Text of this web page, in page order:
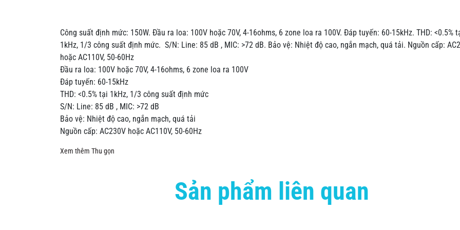
Công suất định mức: 150W. Đầu ra loa: 100V hoặc 70V, 4-16ohms, 6 zone loa ra 100V. Đáp tuyến: 60-15kHz. THD: <0.5%
1kHz, 1/3 công suất định mức. S/N: Line: 85 dB , MIC: >72 dB. Bảo vệ: Nhiệt độ cao, ngắn mạch, quá tải. Nguồn cấp:
hoặc AC110V, 50-60Hz
Đầu ra loa: 100V hoặc 70V, 4-16ohms, 6 zone loa ra 100V
Đáp tuyến: 60-15kHz
THD: <0.5% tại 1kHz, 1/3 công suất định mức
S/N: Line: 85 dB , MIC: >72 dB
Bảo vệ: Nhiệt độ cao, ngắn mạch, quá tải
Nguồn cấp: AC230V hoặc AC110V, 50-60Hz
Xem thêm Thu gọn
Sản phẩm liên quan